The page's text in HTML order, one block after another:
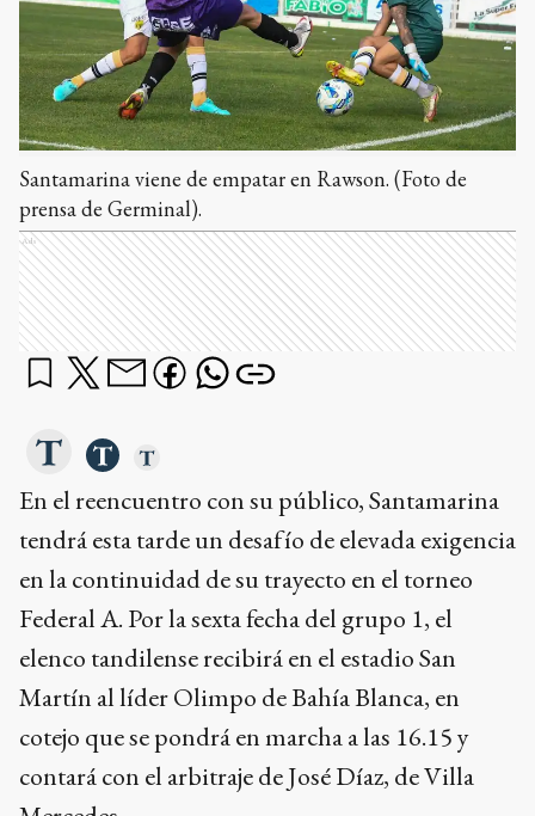
Santamarina viene de empatar en Rawson. (Foto de
prensa de Germinal).
Ads
En el reencuentro con su público, Santamarina
tendrá esta tarde un desafío de elevada exigencia
en la continuidad de su trayecto en el torneo
Federal A. Por la sexta fecha del grupo 1, el
elenco tandilense recibirá en el estadio San
Martín al líder Olimpo de Bahía Blanca, en
cotejo que se pondrá en marcha a las 16.15 y
contará con el arbitraje de José Díaz, de Villa